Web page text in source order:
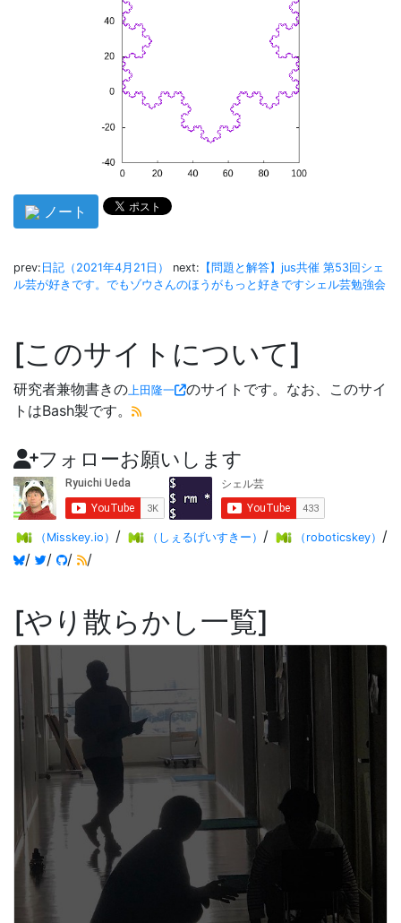
ノート
prev: 日記（2021年4月21日） next: 【問題と解答】jus共催 第53回シェ
ル芸が好きです。でもゾウさんのほうがもっと好きですシェル芸勉強会
このサイトについて
研究者兼物書きの 上田隆一
のサイトです。なお、このサイ
トはBash製です。
フォローお願いします
（Misskey.io） / （しぇるげいすきー） / （roboticskey） /
/
/ / /
やり散らかし一覧